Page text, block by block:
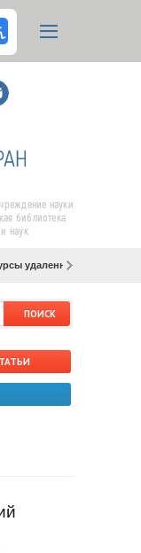
науки
библиотека
наук
удаленного доступа